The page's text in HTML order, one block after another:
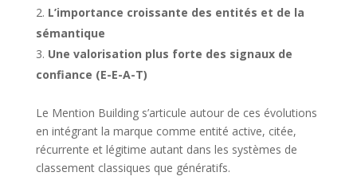
L’importance croissante des entités et de la
sémantique
Une valorisation plus forte des signaux de
confiance (E-E-A-T)
Le Mention Building s’articule autour de ces évolutions
en intégrant la marque comme entité active, citée,
récurrente et légitime autant dans les systèmes de
classement classiques que génératifs.